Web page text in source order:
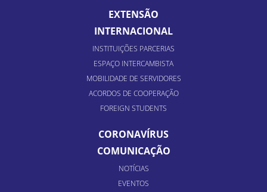
EXTENSÃO
INTERNACIONAL
INSTITUIÇÕES PARCERIAS
ESPAÇO INTERCAMBISTA
MOBILIDADE DE SERVIDORES
ACORDOS DE COOPERAÇÃO
FOREIGN STUDENTS
CORONAVÍRUS
COMUNICAÇÃO
NOTÍCIAS
EVENTOS